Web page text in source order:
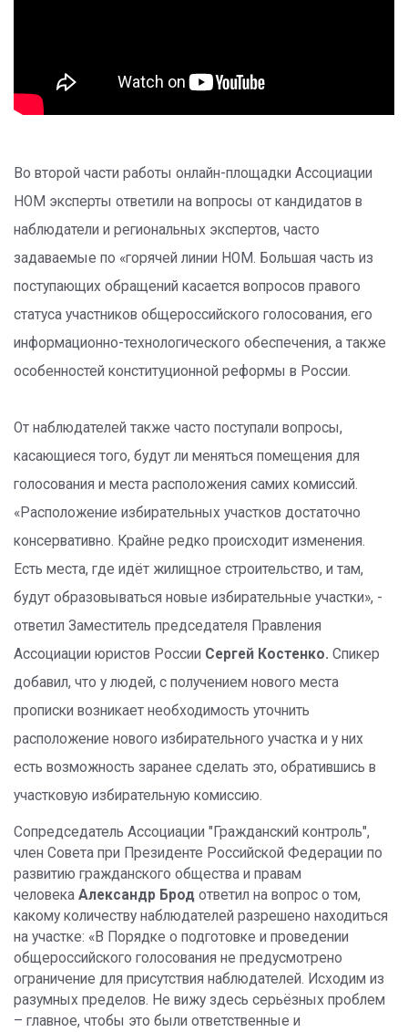
Во второй части работы онлайн-площадки Ассоциации
НОМ эксперты ответили на вопросы от кандидатов в
наблюдатели и региональных экспертов, часто
задаваемые по «горячей линии НОМ. Большая часть из
поступающих обращений касается вопросов правого
статуса участников общероссийского голосования, его
информационно-технологического обеспечения, а также
особенностей конституционной реформы в России.
От наблюдателей также часто поступали вопросы,
касающиеся того, будут ли меняться помещения для
голосования и места расположения самих комиссий.
«Расположение избирательных участков достаточно
консервативно. Крайне редко происходит изменения.
Есть места, гдe идёт жилищное строительство, и там,
будут образовываться новые избирательные участки», -
ответил Заместитель председателя Правления
Ассоциации юристов России Сергей Костенко. Спикер
добавил, что у людей, с получением нового места
прописки возникает необходимость уточнить
расположение нового избирательного участка и у них
есть возможность заранее сделать это, обратившись в
участковую избирательную комиссию.
Сопредседатель Ассоциации "Гражданский контроль",
член Совета при Президенте Российской Федерации по
развитию гражданского общества и правам
человека Александр Брод ответил на вопрос о том,
какому количеству наблюдателей разрешено находиться
на участке: «В Порядке о подготовке и проведении
общероссийского голосования не предусмотрено
ограничение для присутствия наблюдателей. Исходим из
разумных пределов. Не вижу здесь серьёзных проблем
– главное, чтобы это были ответственные и